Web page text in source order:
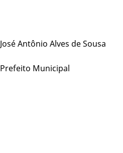
José Antônio Alves de Sousa
Prefeito Municipal